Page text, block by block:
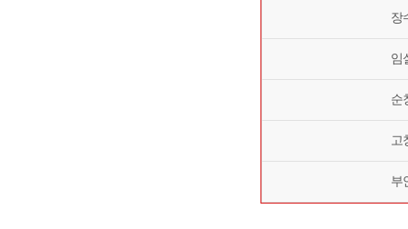
장
임
순
고
부